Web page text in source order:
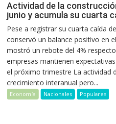
Actividad de la
junio y acumula su cuarta
Pese a registrar su cuarta caída
conservó un balance positivo en
mostró un rebote del 4%
empresas mantienen
el próximo trimestre La actividad
crecimiento interanual pero...
Economía Nacionales Populares